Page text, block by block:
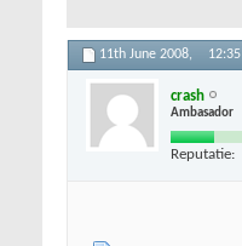
11th June 2008, 12:35
crash
Ambasador
Reputatie: